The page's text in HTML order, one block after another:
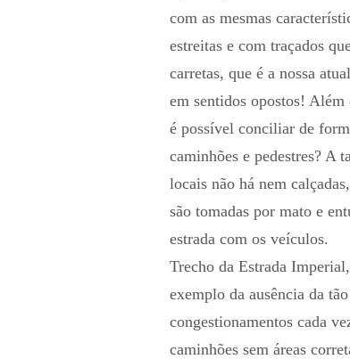
com as mesmas
estreitas e com traçados
carretas, que é a nossa
em sentidos opostos!
é possível conciliar de
caminhões e pedestres? A
locais não há nem
são tomadas por mato e
estrada com os veículos.
Trecho da Estrada
exemplo da ausência da
congestionamentos cada
caminhões sem áreas